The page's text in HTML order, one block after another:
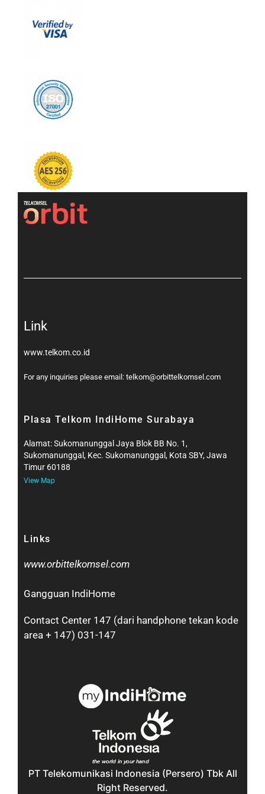
Link
www.telkom.co.id
For any inquiries please email: telkom@orbittelkomsel.com
Plasa Telkom IndiHome Surabaya
Alamat: Sukomanunggal Jaya Blok BB No. 1,
Sukomanunggal, Kec. Sukomanunggal, Kota SBY, Jawa
Timur 60188
View Map
Links
www.orbittelkomsel.com
Gangguan IndiHome
Contact Center 147 (dari handphone tekan kode
area + 147) 031-147
PT Telekomunikasi Indonesia (Persero) Tbk All
Right Reserved.